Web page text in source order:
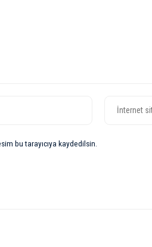
bu tarayıcıya kaydedilsin.